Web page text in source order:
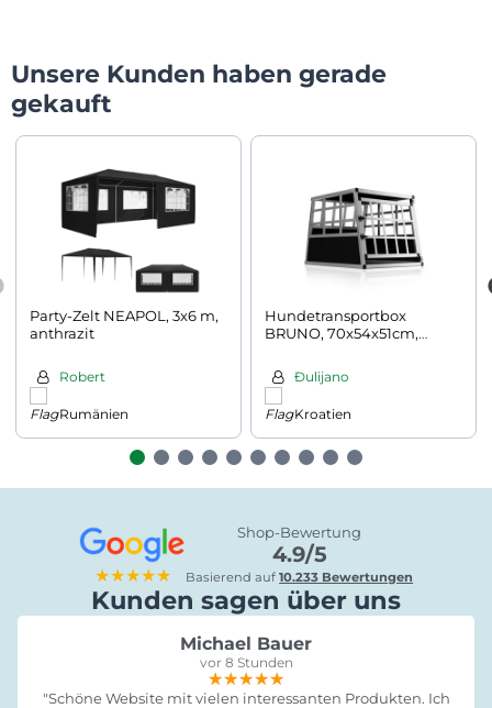
Unsere Kunden haben gerade
gekauft
Party-Zelt NEAPOL, 3x6 m,
anthrazit
Robert
Rumänien
Hundetransportbox
BRUNO, 70x54x51cm,
Đulijano
Kroatien
★★★★★
Shop-Bewertung
4.9/5
Basierend auf10.233 Bewertungen
Kunden sagen über uns
Michael Bauer
vor 8 Stunden
★★★★★
★★★★★
★★★★★
"Schöne Website mit vielen interessanten Produkten. Ich